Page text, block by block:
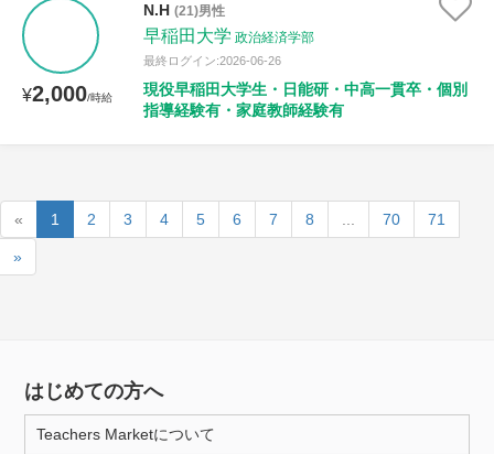
¥2,000/時給
N.H (21)男性
早稲田大学 政治経済学部
最終ログイン:2026-06-26
現役早稲田大学生・日能研・中高一貫卒・個別
指導経験有・家庭教師経験有
« 1 2 3 4 5 6 7 8 70 71
»
はじめての方へ
Teachers Marketについて